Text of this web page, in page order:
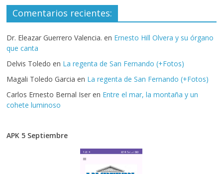
Comentarios recientes:
Dr. Eleazar Guerrero Valencia. en Ernesto Hill Olvera y su órgano
que canta
Delvis Toledo en La regenta de San Fernando (+Fotos)
Magali Toledo Garcia en La regenta de San Fernando (+Fotos)
Carlos Ernesto Bernal Iser en Entre el mar, la montaña y un
cohete luminoso
APK 5 Septiembre